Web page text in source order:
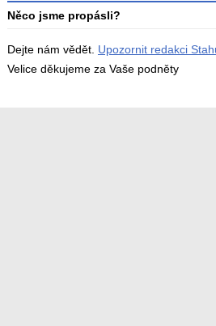
Něco jsme propásli?
Dejte nám vědět. Upozornit redakci
Velice děkujeme za Vaše podněty